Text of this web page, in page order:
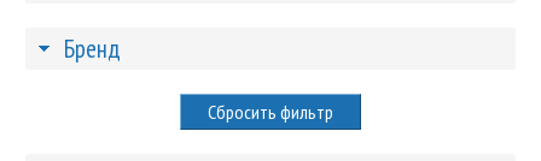
Бренд
Сбросить фильтр